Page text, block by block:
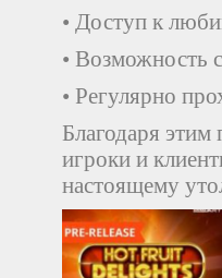
• Доступ к
• Возможность
• Регулярно
Благодаря
игроки и
настоящему